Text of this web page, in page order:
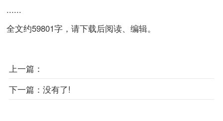
......
全文约59801字，请下载后阅读、编辑。
上一篇：
下一篇： 没有了!